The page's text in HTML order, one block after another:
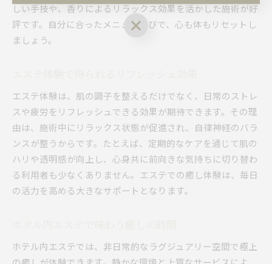
しい手技や、香りによるリラックス効果を活かした施術が好
評です。自分に合ったメニュー選びで、心も体もリセットし
ましょう。
エステ体験は、肌の調子を整えるだけでなく、日常のストレ
スや疲労をリフレッシュできる効果が期待できます。その理
由は、施術中にリラックス状態が促進され、自律神経のバラ
ンスが整うからです。たとえば、定期的なケアを通じて肌の
ハリや透明感が向上し、心身共に前向きな気持ちに切り替わ
る利用者も少なくありません。エステでの癒し体験は、毎日
の活力を高める大きなサポートとなります。
ホテル内エステでは、非日常的なラグジュアリー空間で極上
ご予約はこちら